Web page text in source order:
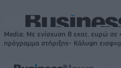
Media: Με ενίσχυση 8 εκατ. ευρώ σε
πρόγραμμα στήριξης- Κάλυψη